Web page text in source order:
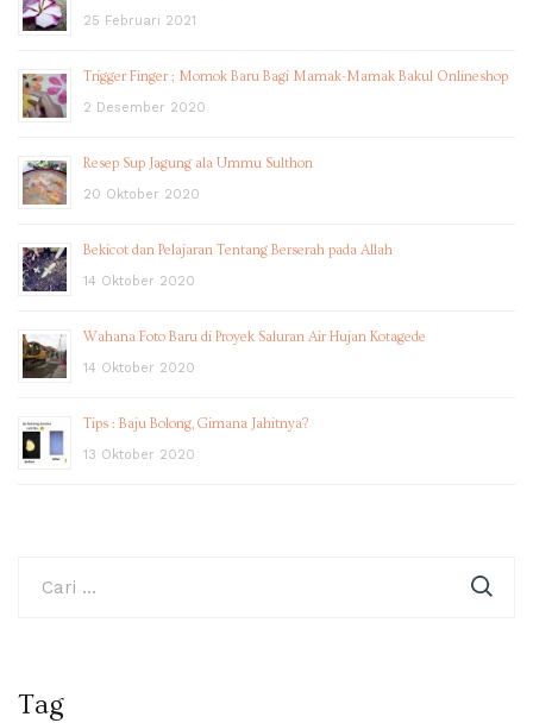
25 Februari 2021
Trigger Finger ; Momok Baru Bagi Mamak-Mamak Bakul Onlineshop
2 Desember 2020
Resep Sup Jagung ala Ummu Sulthon
20 Oktober 2020
Bekicot dan Pelajaran Tentang Berserah pada Allah
14 Oktober 2020
Wahana Foto Baru di Proyek Saluran Air Hujan Kotagede
14 Oktober 2020
Tips : Baju Bolong, Gimana Jahitnya?
13 Oktober 2020
untuk:
Tag